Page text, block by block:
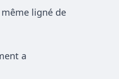
même ligné de
a